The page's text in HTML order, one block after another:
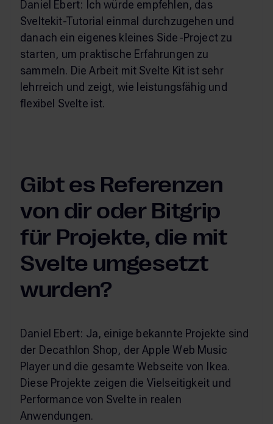
Daniel Ebert: Ich würde empfehlen, das
Sveltekit-Tutorial einmal durchzugehen und
danach ein eigenes kleines Side-Project zu
starten, um praktische Erfahrungen zu
sammeln. Die Arbeit mit Svelte Kit ist sehr
lehrreich und zeigt, wie leistungsfähig und
flexibel Svelte ist.
Gibt es Referenzen
von dir oder Bitgrip
für Projekte, die mit
Svelte umgesetzt
wurden?
Daniel Ebert: Ja, einige bekannte Projekte sind
der Decathlon Shop, der Apple Web Music
Player und die gesamte Webseite von Ikea.
Diese Projekte zeigen die Vielseitigkeit und
Performance von Svelte in realen
Anwendungen.